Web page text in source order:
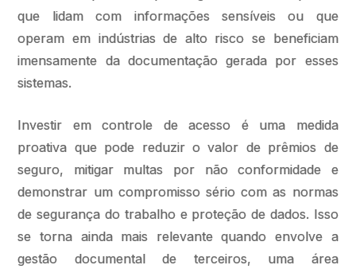
que lidam com informações sensíveis ou que
operam em indústrias de alto risco se beneficiam
imensamente da documentação gerada por esses
sistemas.
Investir em controle de acesso é uma medida
proativa que pode reduzir o valor de prêmios de
seguro, mitigar multas por não conformidade e
demonstrar um compromisso sério com as normas
de segurança do trabalho e proteção de dados. Isso
se torna ainda mais relevante quando envolve a
gestão documental de terceiros, uma área